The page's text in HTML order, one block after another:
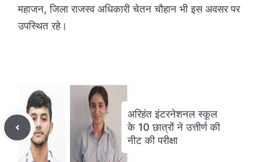
महाजन, जिला राजस्व अधिकारी चेतन चौहान भी इस अवसर पर
उपस्थित रहे।
अरिहंत इंटरनेशनल स्कूल
के 10 छात्रों ने उत्तीर्ण की
नीट की परीक्षा